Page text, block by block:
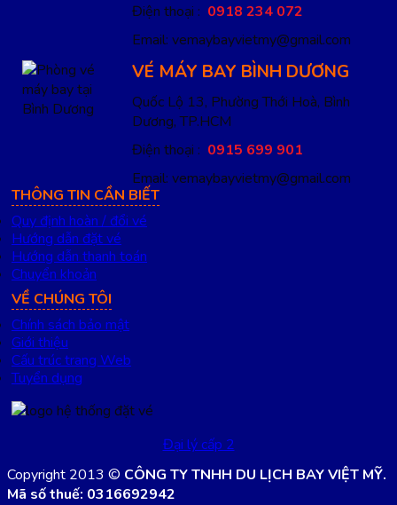
Điện thoại : 0918 234 072
Email: vemaybayvietmy@gmail.com
VÉ MÁY BAY BÌNH DƯƠNG
Quốc Lộ 13, Phường Thới Hoà, Bình
Dương, TP.HCM
Điện thoại : 0915 699 901
Email: vemaybayvietmy@gmail.com
THÔNG TIN CẦN BIẾT
Quy định hoàn / đổi vé
Hướng dẫn đặt vé
Hướng dẫn thanh toán
Chuyển khoản
VỀ CHÚNG TÔI
Chính sách bảo mật
Giới thiệu
Cấu trúc trang Web
Tuyển dụng
Đại lý cấp 2
Copyright 2013 © CÔNG TY TNHH DU LỊCH BAY VIỆT MỸ.
Mã số thuế: 0316692942